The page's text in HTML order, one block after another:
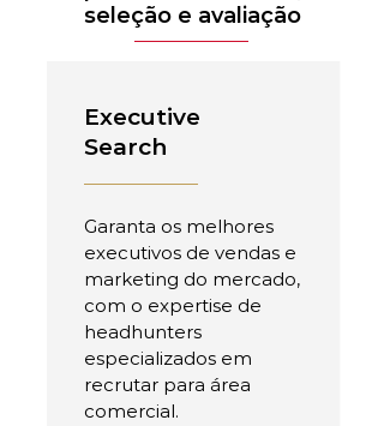
seleção e avaliação
Executive
Search
Garanta os melhores
executivos de vendas e
marketing do mercado,
com o expertise de
headhunters
especializados em
recrutar para área
comercial.